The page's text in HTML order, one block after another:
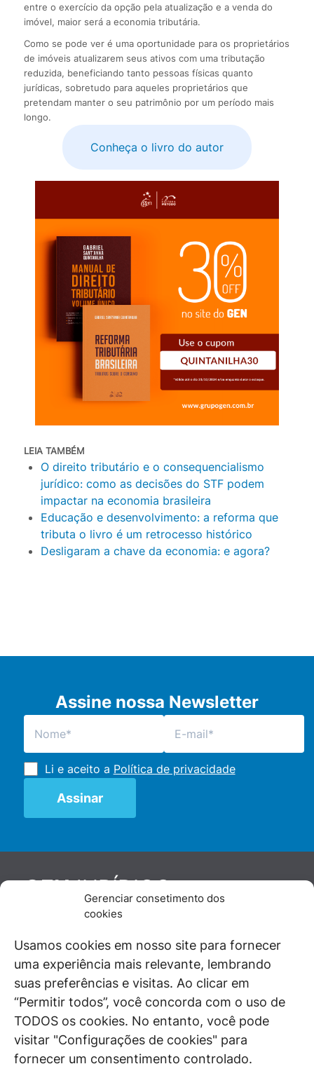
Gerenciar consetimento dos
cookies
Usamos cookies em nosso site para fornecer
uma experiência mais relevante, lembrando
suas preferências e visitas. Ao clicar em
“Permitir todos”, você concorda com o uso de
TODOS os cookies. No entanto, você pode
visitar "Configurações de cookies" para
fornecer um consentimento controlado.
entre o exercício da opção pela atualização e a venda do
imóvel, maior será a economia tributária.
Como se pode ver é uma oportunidade para os proprietários
de imóveis atualizarem seus ativos com uma tributação
reduzida, beneficiando tanto pessoas físicas quanto
jurídicas, sobretudo para aqueles proprietários que
pretendam manter o seu patrimônio por um período mais
longo.
Conheça o livro do autor
LEIA TAMBÉM
O direito tributário e o consequencialismo
jurídico: como as decisões do STF podem
impactar na economia brasileira
Educação e desenvolvimento: a reforma que
tributa o livro é um retrocesso histórico
Desligaram a chave da economia: e agora?
Assine nossa Newsletter
Li e aceito a Política de privacidade
GENJURÍDICO
De maneira independente, os autores e
juristas e doutrinadores nacionais, se posicionam
diante de questões relevantes do cotidiano e
universo jurídico.